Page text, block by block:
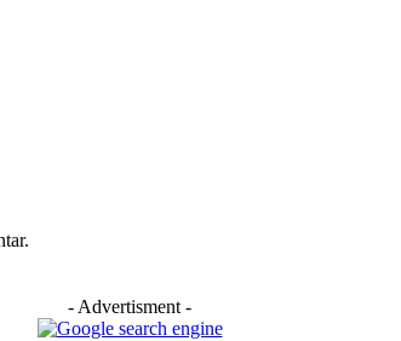
- Advertisment -